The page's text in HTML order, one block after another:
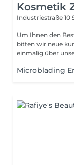
Kosmetik
Industriestraße 10
Um Ihnen den
bitten wir neue
einmalig über
Microblading